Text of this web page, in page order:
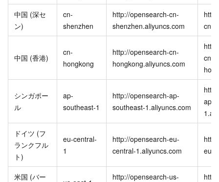
中国 (深セ
ン)
cn-
shenzhen
http://opensearch-cn-
shenzhen.aliyuncs.com
cn-
中国 (香港)
cn-
hongkong
http://opensearch-cn-
hongkong.aliyuncs.com
cn-
シンガポー
ル
ap-
southeast-1
http://opensearch-ap-
southeast-1.aliyuncs.com
ap-
ドイツ (フ
ランクフル
ト)
eu-central-
1
http://opensearch-eu-
central-1.aliyuncs.com
eu-
米国 (バー
http://opensearch-us-